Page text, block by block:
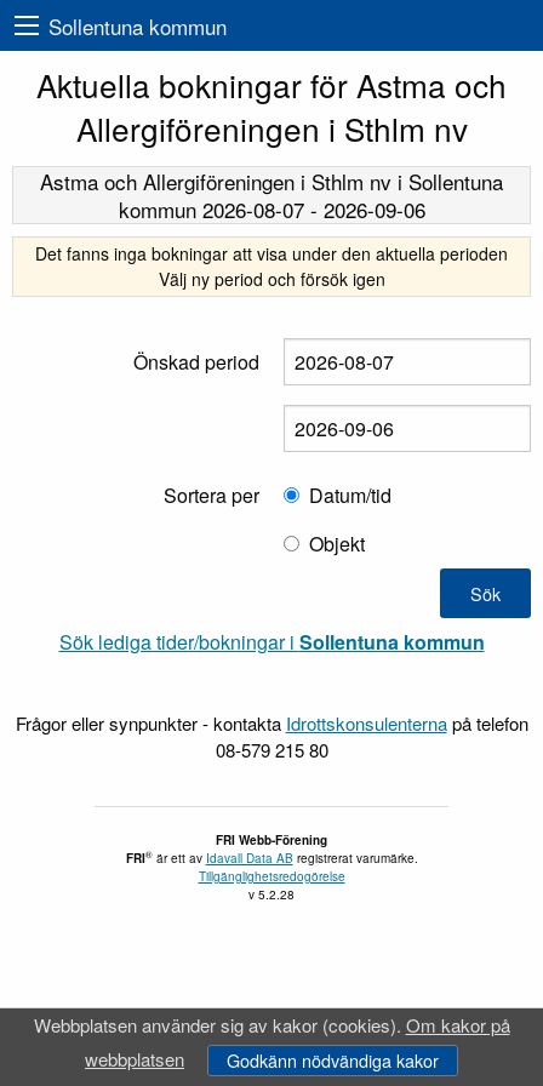
Sollentuna kommun
Aktuella bokningar för Astma och
Allergiföreningen i Sthlm nv
Astma och Allergiföreningen i Sthlm nv i Sollentuna
kommun 2026-08-07- 2026-09-06
Det fanns inga bokningar att visa under den aktuella perioden
Välj ny period och försök igen
Önskad period
Sortera per
Datum/tid
Objekt
Sök lediga tider/bokningar i Sollentuna kommun
Frågor eller synpunkter - kontakta Idrottskonsulenternapå telefon
08-579 215 80
FRI Webb-Förening
FRI®är ett av Idavall Data AB registrerat varumärke.
Tillgänglighetsredogörelse
v 5.2.28
Webbplatsen använder sig av kakor (cookies). Om kakor på
webbplatsen
Godkänn nödvändiga kakor